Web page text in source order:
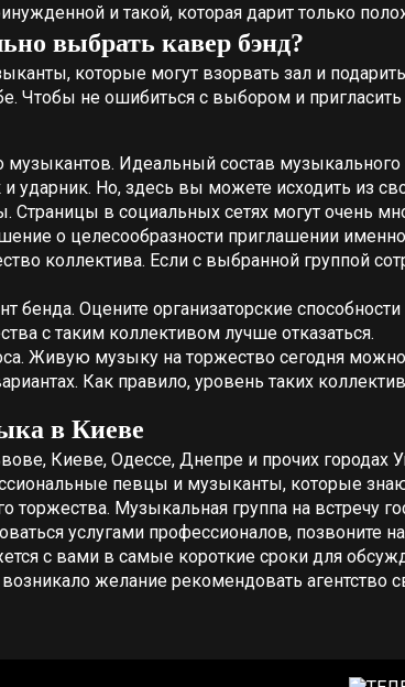
и такой, которая дарит только
выбрать кавер бэнд?
которые могут взорвать зал и
Чтобы не ошибиться с выбором и
музыкантов. Идеальный состав музыкального
ударник. Но, здесь вы можете исходить из
Страницы в социальных сетях могут очень
о целесообразности приглашении именно
коллектива. Если с выбранной группой
бенда. Оцените организаторские
с таким коллективом лучше отказаться.
Живую музыку на торжество сегодня
Как правило, уровень таких
в Киеве
Киеве, Одессе, Днепре и прочих городах
певцы и музыканты, которые
торжества. Музыкальная группа на встречу
услугами профессионалов, позвоните
с вами в самые короткие сроки для
желание рекомендовать агентство